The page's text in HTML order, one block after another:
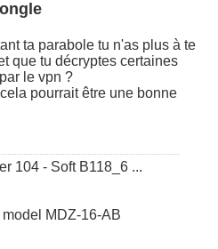
ta parabole tu n'as plus à te
que tu décryptes certaines
le vpn ?
pourrait être une bonne
104 - Soft B118_6 ...
MDZ-16-AB